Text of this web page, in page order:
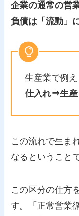
企業の通常の営
負債は「流動」
生産業で例え
仕入れ⇒生
この流れで生ま
なるということ
この区分の仕方
す。「正常営業